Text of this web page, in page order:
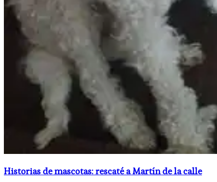
Historias de mascotas: rescaté a Martín de la calle